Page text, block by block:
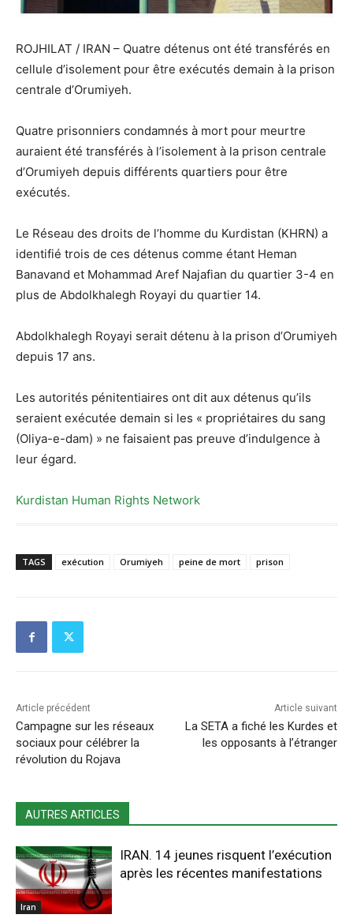
ROJHILAT / IRAN – Quatre détenus ont été transférés en
cellule d’isolement pour être exécutés demain à la prison
centrale d’Orumiyeh.
Quatre prisonniers condamnés à mort pour meurtre
auraient été transférés à l’isolement à la prison centrale
d’Orumiyeh depuis différents quartiers pour être
exécutés.
Le Réseau des droits de l’homme du Kurdistan (KHRN) a
identifié trois de ces détenus comme étant Heman
Banavand et Mohammad Aref Najafian du quartier 3-4 en
plus de Abdolkhalegh Royayi du quartier 14.
Abdolkhalegh Royayi serait détenu à la prison d’Orumiyeh
depuis 17 ans.
Les autorités pénitentiaires ont dit aux détenus qu’ils
seraient exécutée demain si les « propriétaires du sang
(Oliya-e-dam) » ne faisaient pas preuve d’indulgence à
leur égard.
Kurdistan Human Rights Network
TAGS exécution Orumiyeh peine de mort prison
Article précédent
Campagne sur les réseaux
sociaux pour célébrer la
révolution du Rojava
Article suivant
La SETA a fiché les Kurdes et
les opposants à l’étranger
AUTRES ARTICLES
Iran
IRAN. 14 jeunes risquent l’exécution
après les récentes manifestations